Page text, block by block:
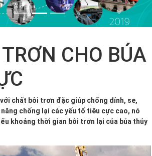
CHO BÚA
với chất bôi trơn đặc giúp chống dính, se,
chống lại các yếu tố tiêu cực cao, nó
khoảng thời gian bôi trơn lại của búa thủy